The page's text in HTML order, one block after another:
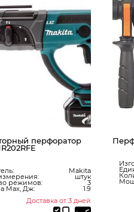
Перфоратор AEG KH 24 IE
AEG
Единица измерения: штук
Количество режимов: 3
Мощность, Вт: 800
Доставка от 3 дней